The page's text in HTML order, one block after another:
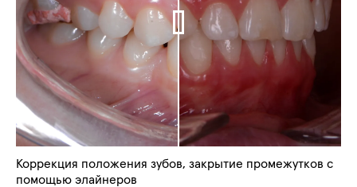
Коррекция положения зубов, закрытие промежутков с
помощью элайнеров